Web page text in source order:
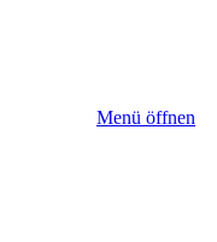
Menü öffnen